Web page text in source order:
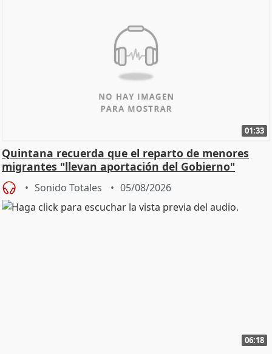
01:33
Quintana recuerda que el reparto de menores
migrantes "llevan aportación del Gobierno"
central
Sonido Totales 05/08/2026
06:18